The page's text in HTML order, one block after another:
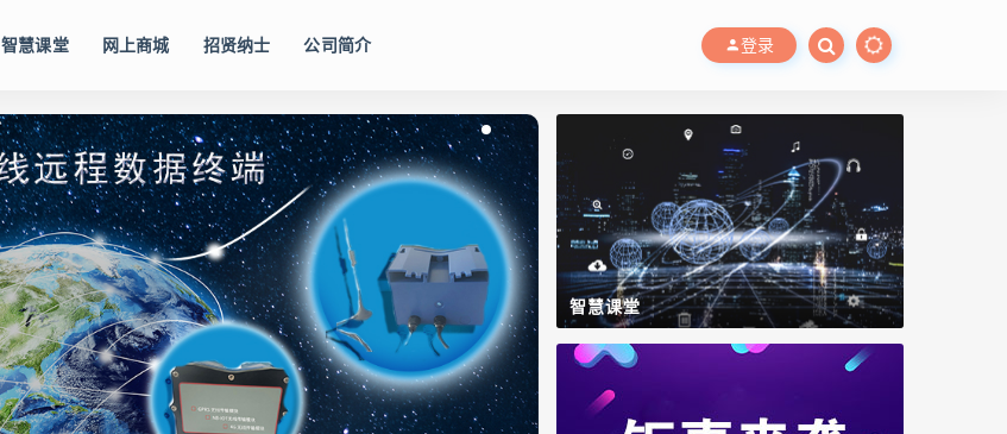
智慧课堂 网上商城 招贤纳士 公司简介 登录
智慧课堂